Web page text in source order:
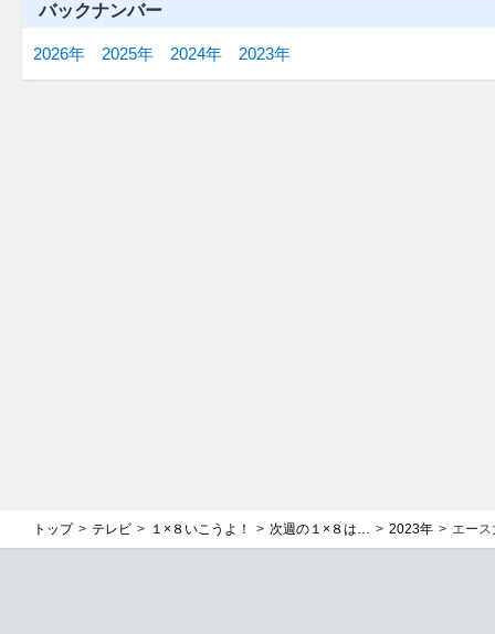
バックナンバー
2026年 2025年 2024年 2023年
トップ テレビ １×８いこうよ！ 次週の１×８は… 2023年 エー